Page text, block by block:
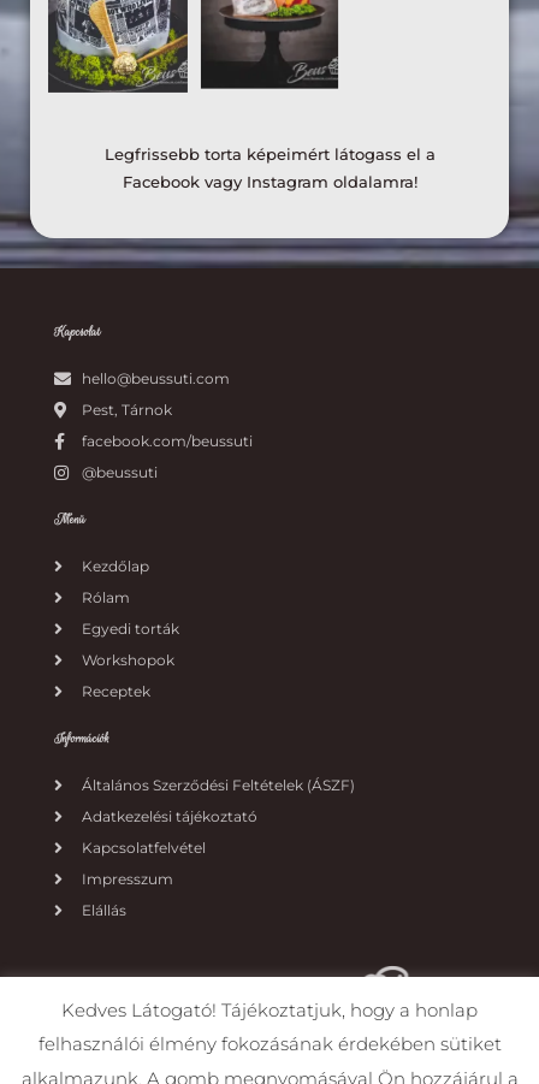
Legfrissebb torta képeimért látogass el a
Facebook vagy Instagram oldalamra!
Kapcsolat
hello@beussuti.com
Pest, Tárnok
facebook.com/beussuti
@beussuti
Menü
Kezdőlap
Rólam
Egyedi torták
Workshopok
Receptek
Információk
Általános Szerződési Feltételek (ÁSZF)
Adatkezelési tájékoztató
Kapcsolatfelvétel
Impresszum
Elállás
Kedves Látogató! Tájékoztatjuk, hogy a honlap
felhasználói élmény fokozásának érdekében sütiket
alkalmazunk. A gomb megnyomásával Ön hozzájárul a